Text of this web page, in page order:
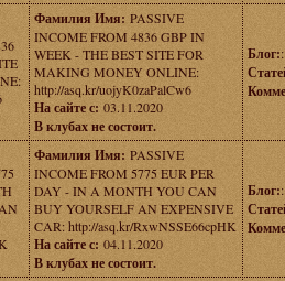
Фамилия Имя: PASSIVE
INCOME FROM 4836 GBP IN
WEEK - THE BEST SITE FOR
MAKING MONEY ONLINE:
http://asq.kr/uojyK0zaPalCw6
На сайте с: 03.11.2020
В клубах не состоит.
Блог::
Фамилия Имя: PASSIVE
INCOME FROM 5775 EUR PER
DAY - IN A MONTH YOU CAN
BUY YOURSELF AN EXPENSIVE
CAR: http://asq.kr/RxwNSSE66cpHK
На сайте с: 04.11.2020
В клубах не состоит.
Блог::